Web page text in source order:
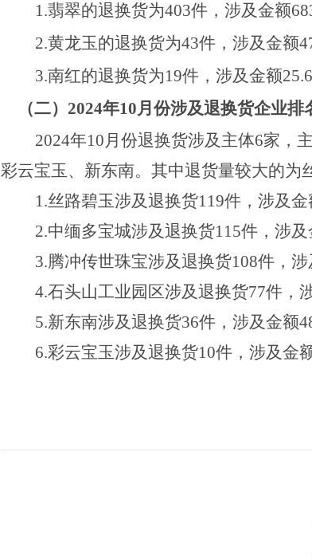
1.翡翠的退换货为403件，涉及金额
2.黄龙玉的退换货为43件，涉及金额
3.南红的退换货为19件，涉及金额
（二） 2024年10月份涉及退换货企业排
2024年10月份退换货涉及主体6家，
彩云宝玉 、 新东南。其中退货量较大的为
1.丝路碧玉涉及退换货119件，涉及金
2.中缅多宝城涉及退换货115件，涉及
3.腾冲传世珠宝涉及退换货108件，涉
4.石头山工业园区涉及退换货77件，
5.新东南涉及退换货36件，涉及金额
6.彩云宝玉涉及退换货10件，涉及金